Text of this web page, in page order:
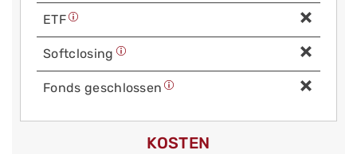
ETF
Soft­closing
Fonds geschlossen
KOSTEN